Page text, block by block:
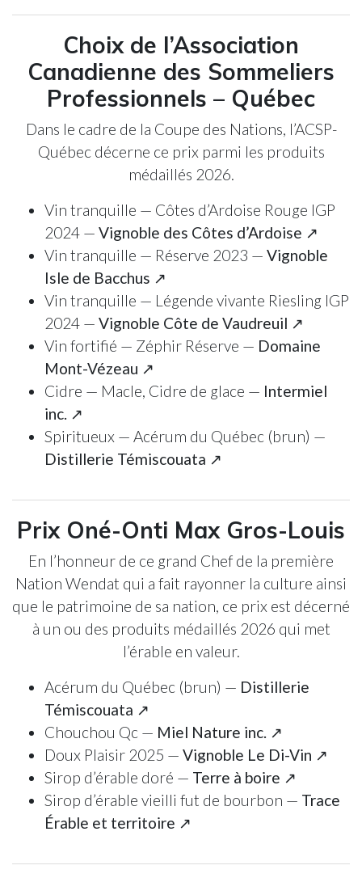
Choix de l’Association
Canadienne des Sommeliers
Professionnels – Québec
Dans le cadre de la Coupe des Nations, l’ACSP-
Québec décerne ce prix parmi les produits
médaillés 2026.
Vin tranquille — Côtes d’Ardoise Rouge IGP
2024 — Vignoble des Côtes d’Ardoise ↗
Vin tranquille — Réserve 2023 — Vignoble
Isle de Bacchus ↗
Vin tranquille — Légende vivante Riesling IGP
2024 — Vignoble Côte de Vaudreuil ↗
Vin fortifié — Zéphir Réserve — Domaine
Mont-Vézeau ↗
Cidre — Macle, Cidre de glace — Intermiel
inc. ↗
Spiritueux — Acérum du Québec (brun) —
Distillerie Témiscouata ↗
Prix Oné-Onti Max Gros-Louis
En l’honneur de ce grand Chef de la première
Nation Wendat qui a fait rayonner la culture ainsi
que le patrimoine de sa nation, ce prix est décerné
à un ou des produits médaillés 2026 qui met
l’érable en valeur.
Acérum du Québec (brun) — Distillerie
Témiscouata ↗
Chouchou Qc — Miel Nature inc. ↗
Doux Plaisir 2025 — Vignoble Le Di-Vin ↗
Sirop d’érable doré — Terre à boire ↗
Sirop d’érable vieilli fut de bourbon — Trace
Érable et territoire ↗